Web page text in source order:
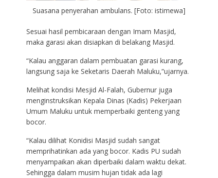
Suasana penyerahan ambulans. [Foto: istimewa]
Sesuai hasil pembicaraan dengan Imam Masjid,
maka garasi akan disiapkan di belakang Masjid.
“Kalau anggaran dalam pembuatan garasi kurang,
langsung saja ke Seketaris Daerah Maluku,”ujarnya.
Melihat kondisi Mesjid Al-Falah, Gubernur juga
menginstruksikan Kepala Dinas (Kadis) Pekerjaan
Umum Maluku untuk memperbaiki genteng yang
bocor.
“Kalau dilihat Konidisi Masjid sudah sangat
memprihatinkan ada yang bocor. Kadis PU sudah
menyampaikan akan diperbaiki dalam waktu dekat.
Sehingga dalam musim hujan tidak ada lagi